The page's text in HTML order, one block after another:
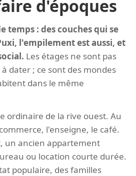
d'époques
temps : des couches qui se
l'empilement est aussi, et
Les étages ne sont pas
dater ; ce sont des mondes
dans le même
ordinaire de la rive ouest. Au
l'enseigne, le café.
un ancien appartement
ou location courte durée.
populaire, des familles